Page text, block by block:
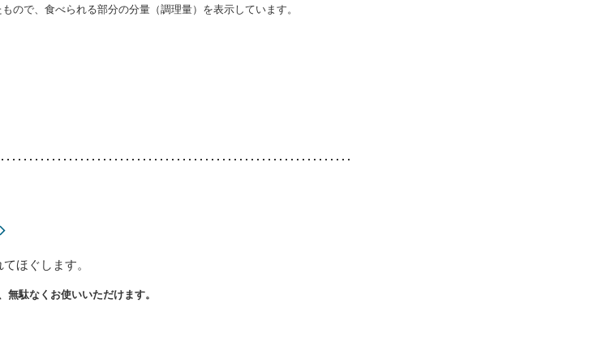
ので、食べられる部分の分量（調理量）を表示しています。
ほぐします。
駄なくお使いいただけます。